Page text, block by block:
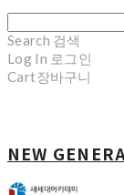
Search 검색
Log In 로그인
Cart장바구니
NEW